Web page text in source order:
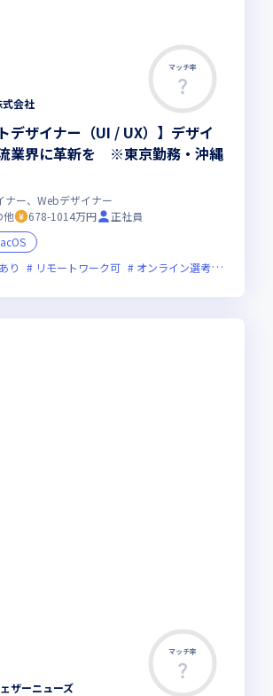
マッチ率
会社
デザイナー（UI / UX）】デザイ
業界に革新を ※東京勤務・沖縄
ナー、Webデザイナー
他
678-1014万円
正社員
り
リモートワーク可 オンライン選考可
マッチ率
ザーニューズ